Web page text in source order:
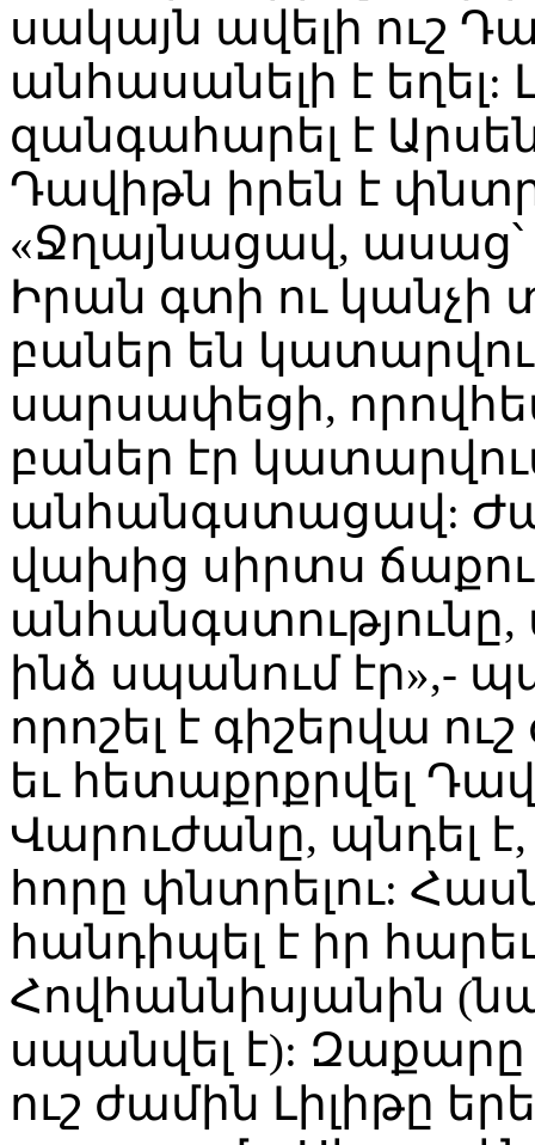
սակայն ավելի ուշ
անհասանելի է
զանգահարել է
Դավիթն իրեն է
«Ջղայնացավ, ասաց՝
Իրան գտի ու կանչի
բաներ են
սարսափեցի,
բաներ էր
անհանգստացավ:
վախից սիրտս
ինձ սպանում էր»,-
որոշել է գիշերվա
եւ հետաքրքրվել
Վարուժանը, պնդել
հորը փնտրելու:
հանդիպել է իր
Հովհաննիսյանին
սպանվել է): Զաքարը
ուշ ժամին Լիլիթը